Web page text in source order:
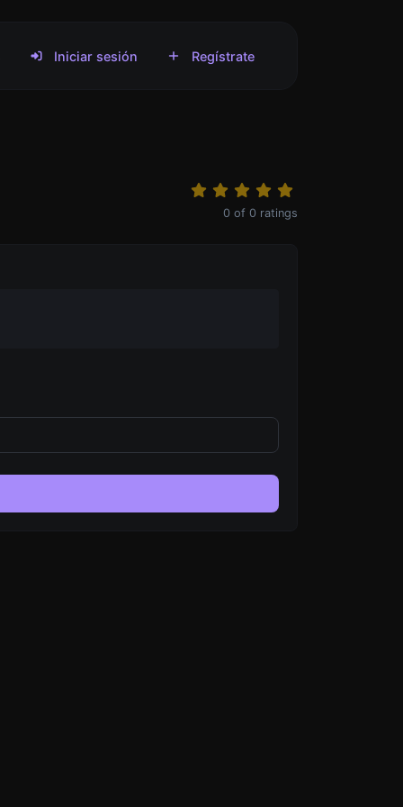
Iniciar sesión Regístrate
0 of 0 ratings